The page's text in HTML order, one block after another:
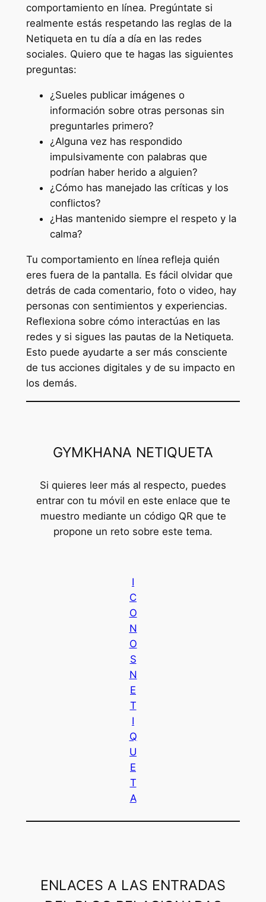
comportamiento en línea. Pregúntate si
realmente estás respetando las reglas de la
Netiqueta en tu día a día en las redes
sociales. Quiero que te hagas las siguientes
preguntas:
¿Sueles publicar imágenes o
información sobre otras personas sin
preguntarles primero?
¿Alguna vez has respondido
impulsivamente con palabras que
podrían haber herido a alguien?
¿Cómo has manejado las críticas y los
conflictos?
¿Has mantenido siempre el respeto y la
calma?
Tu comportamiento en línea refleja quién
eres fuera de la pantalla. Es fácil olvidar que
detrás de cada comentario, foto o video, hay
personas con sentimientos y experiencias.
Reflexiona sobre cómo interactúas en las
redes y si sigues las pautas de la Netiqueta.
Esto puede ayudarte a ser más consciente
de tus acciones digitales y de su impacto en
los demás.
GYMKHANA NETIQUETA
Si quieres leer más al respecto, puedes
entrar con tu móvil en este enlace que te
muestro mediante un código QR que te
propone un reto sobre este tema.
I
C
O
N
O
S
N
E
T
I
Q
U
E
T
A
ENLACES A LAS ENTRADAS